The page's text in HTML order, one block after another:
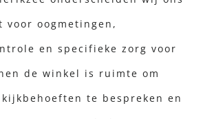
voor oogmetingen,
en specifieke zorg voor
de winkel is ruimte om
te bespreken en